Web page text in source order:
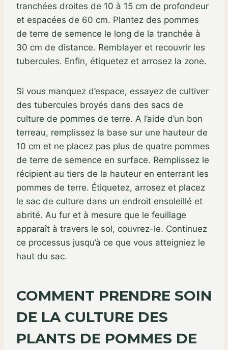
tranchées droites de 10 à 15 cm de profondeur
et espacées de 60 cm. Plantez des pommes
de terre de semence le long de la tranchée à
30 cm de distance. Remblayer et recouvrir les
tubercules. Enfin, étiquetez et arrosez la zone.
Si vous manquez d’espace, essayez de cultiver
des tubercules broyés dans des sacs de
culture de pommes de terre. A l’aide d’un bon
terreau, remplissez la base sur une hauteur de
10 cm et ne placez pas plus de quatre pommes
de terre de semence en surface. Remplissez le
récipient au tiers de la hauteur en enterrant les
pommes de terre. Étiquetez, arrosez et placez
le sac de culture dans un endroit ensoleillé et
abrité. Au fur et à mesure que le feuillage
apparaît à travers le sol, couvrez-le. Continuez
ce processus jusqu’à ce que vous atteigniez le
haut du sac.
COMMENT PRENDRE SOIN
DE LA CULTURE DES
PLANTS DE POMMES DE